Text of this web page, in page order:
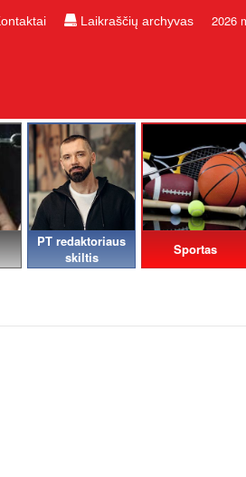
Laikraščių archyvas 2026
PT redaktoriaus
skiltis
Sportas